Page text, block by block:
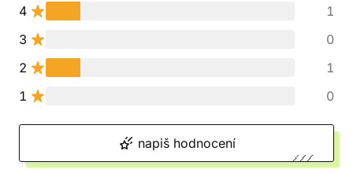
4
1
3
0
2
1
1
0
napiš hodnocení